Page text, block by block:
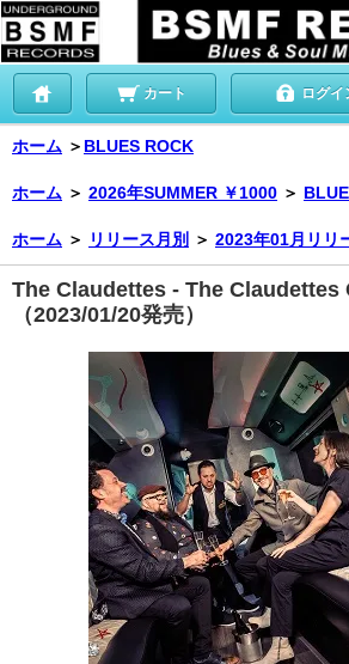
カート ログイ
ホーム ＞ BLUES ROCK
ホーム ＞ 2026年SUMMER ￥1000 ＞
ホーム ＞ リリース月別 ＞ 2023年01月リリ
The Claudettes - The Claudettes
（2023/01/20発売）